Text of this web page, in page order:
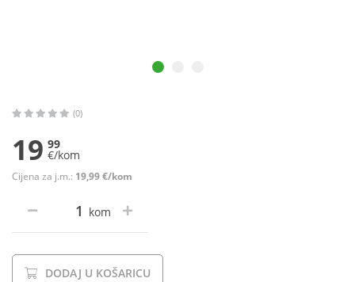
(0)
19 99
€/kom
Cijena za j.m.: 19,99 €/kom
kom
DODAJ U KOŠARICU